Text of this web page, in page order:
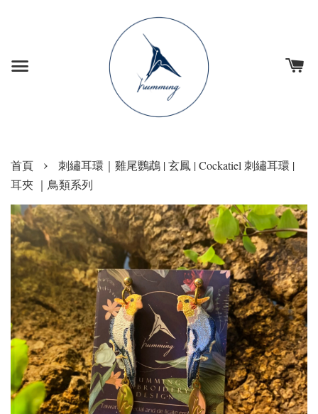
首頁 ›
刺繡耳環｜雞尾鸚鵡 | 玄鳳 | Cockatiel 刺繡耳環 |
耳夾 ｜鳥類系列